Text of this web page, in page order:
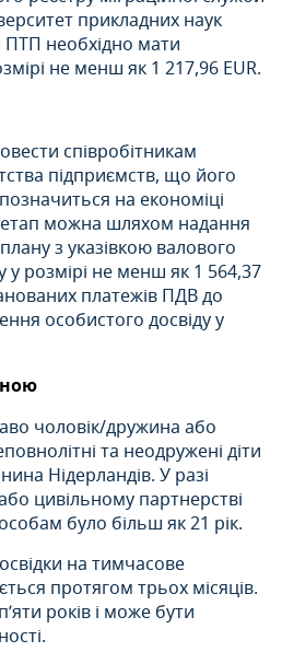
прикладних наук
необхідно мати
не менш як 1 217,96 EUR.
співробітникам
підприємств, що його
на економіці
можна шляхом надання
з указівкою валового
розмірі не менш як 1 564,37
платежів ПДВ до
особистого досвіду у
чоловік/дружина або
та неодружені діти
Нідерландів. У разі
цивільному партнерстві
було більш як 21 рік.
на тимчасове
протягом трьох місяців.
років і може бути